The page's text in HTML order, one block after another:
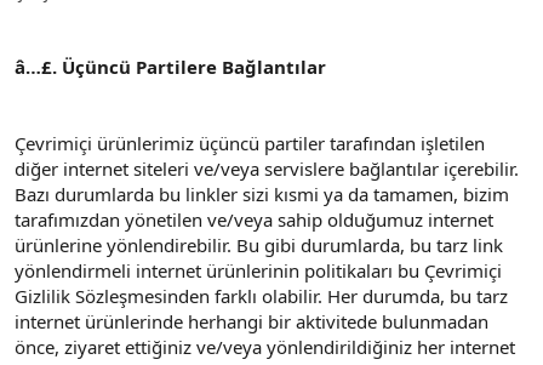
â…£. Üçüncü Partilere Bağlantılar
Çevrimiçi ürünlerimiz üçüncü partiler tarafından işletilen
diğer internet siteleri ve/veya servislere bağlantılar içerebilir.
Bazı durumlarda bu linkler sizi kısmi ya da tamamen, bizim
tarafımızdan yönetilen ve/veya sahip olduğumuz internet
ürünlerine yönlendirebilir. Bu gibi durumlarda, bu tarz link
yönlendirmeli internet ürünlerinin politikaları bu Çevrimiçi
Gizlilik Sözleşmesinden farklı olabilir. Her durumda, bu tarz
internet ürünlerinde herhangi bir aktivitede bulunmadan
önce, ziyaret ettiğiniz ve/veya yönlendirildiğiniz her internet